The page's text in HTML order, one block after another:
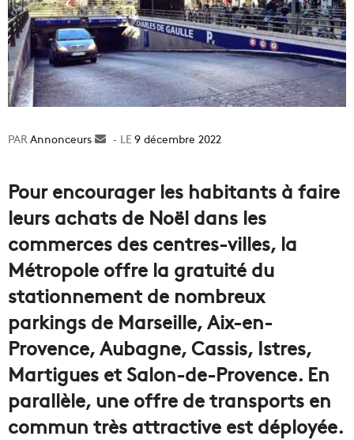
Annonceurs
Envoyer9 décembre 2022
Pour encourager les habitants à faire
leurs achats de Noël dans les
commerces des centres-villes, la
Métropole offre la gratuité du
stationnement de nombreux
parkings de Marseille, Aix-en-
Provence, Aubagne, Cassis, Istres,
Martigues et Salon-de-Provence. En
parallèle, une offre de transports en
commun très attractive est déployée.